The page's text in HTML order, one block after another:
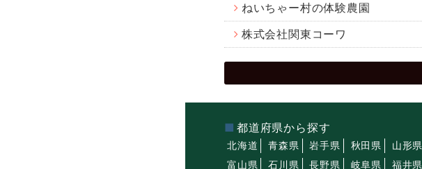
ねいちゃー村の体験農園
株式会社関東コーワ
都道府県から探す
北海道 青森県 岩手県 秋田県 山形県
富山県
石川県 長野県 岐阜県 福井県